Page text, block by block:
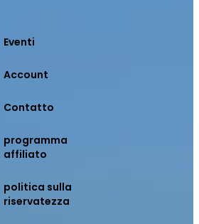
Eventi
Account
Contatto
programma
affiliato
politica sulla
riservatezza